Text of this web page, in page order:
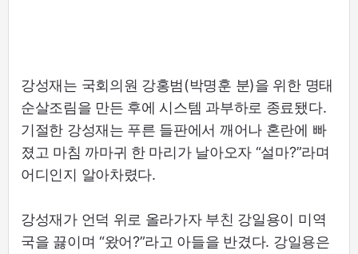
강성재는 국회의원 강홍범(박명훈 분)을 위한 명태
순살조림을 만든 후에 시스템 과부하로 종료됐다.
기절한 강성재는 푸른 들판에서 깨어나 혼란에 빠
졌고 마침 까마귀 한 마리가 날아오자 “설마?”라며
어디인지 알아차렸다.
강성재가 언덕 위로 올라가자 부친 강일용이 미역
국을 끓이며 “왔어?”라고 아들을 반겼다. 강일용은